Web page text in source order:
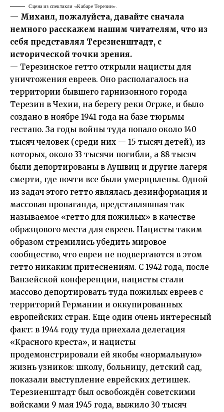
Сцена из спектакля «Кабаре Терезин».
— Михаил, пожалуйста, давайте сначала
немного расскажем нашим читателям, что из
себя представлял Терезиенштадт, с
исторической точки зрения.
— Терезинское гетто открыли нацисты для
уничтожения евреев. Оно располагалось на
территории бывшего гарнизонного города
Терезин в Чехии, на берегу реки Огрже, и было
создано в ноябре 1941 года на базе тюрьмы
гестапо. За годы войны туда попало около 140
тысяч человек (среди них — 15 тысяч детей), из
которых, около 33 тысячи погибли, а 88 тысяч
были депортированы в Аушвиц и другие лагеря
смерти, где почти все были умерщвлены. Одной
из задач этого гетто являлась дезинформация и
массовая пропаганда, представлявшая так
называемое «гетто для пожилых» в качестве
образцового места для евреев. Нацисты таким
образом стремились убедить мировое
сообщество, что евреи не подвергаются в этом
гетто никаким притеснениям. С 1942 года, после
Ванзейской конференции, нацисты стали
массово депортировать туда пожилых евреев с
территорий Германии и оккупированных
европейских стран. Еще один очень интересный
факт: в 1944 году туда приехала делегация
«Красного креста», и нацисты
продемонстрировали ей якобы «нормальную»
жизнь узников: школу, больницу, детский сад,
показали выступление еврейских детишек.
Терезиенштадт был освобождён советскими
войсками 9 мая 1945 года, выжило 30 тысяч